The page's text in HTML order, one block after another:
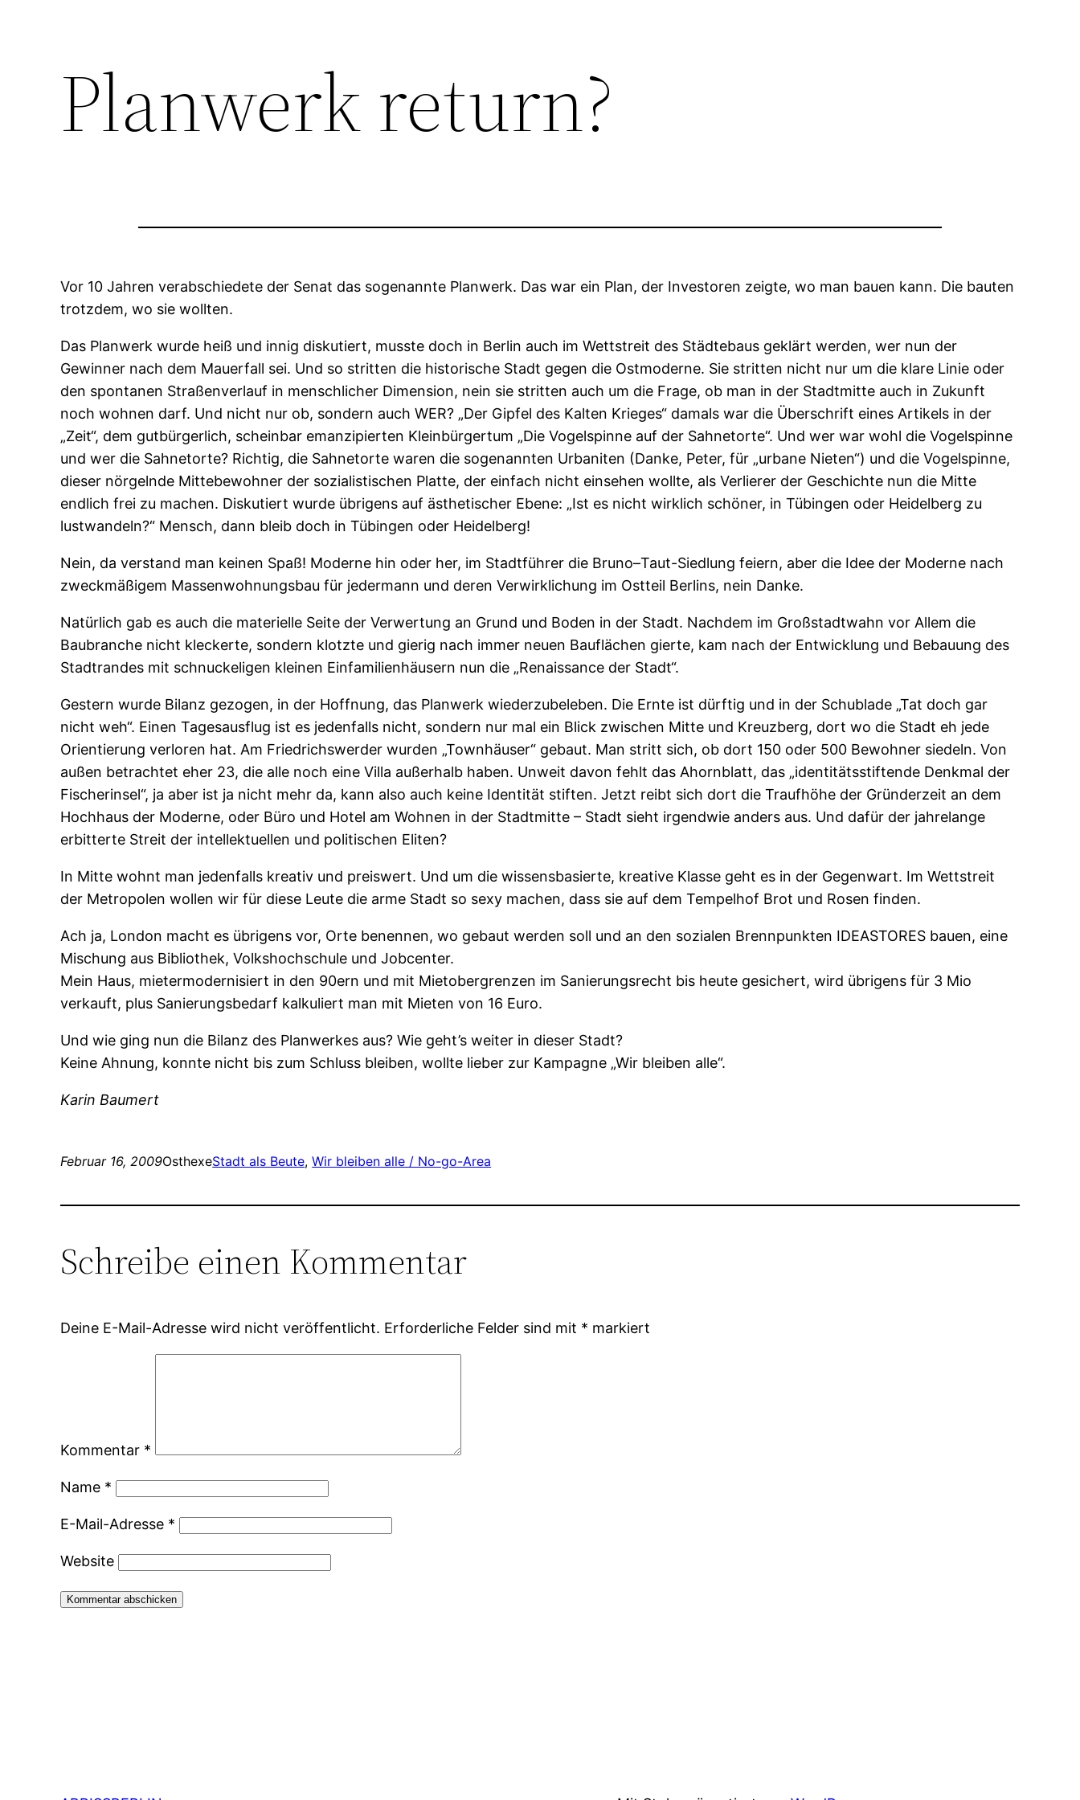
Planwerk return?
Vor 10 Jahren verabschiedete der Senat das sogenannte Planwerk. Das war ein Plan, der Investoren zeigte, wo man bauen kann. Die bauten
trotzdem, wo sie wollten.
Das Planwerk wurde heiß und innig diskutiert, musste doch in Berlin auch im Wettstreit des Städtebaus geklärt werden, wer nun der
Gewinner nach dem Mauerfall sei. Und so stritten die historische Stadt gegen die Ostmoderne. Sie stritten nicht nur um die klare Linie oder
den spontanen Straßenverlauf in menschlicher Dimension, nein sie stritten auch um die Frage, ob man in der Stadtmitte auch in Zukunft
noch wohnen darf. Und nicht nur ob, sondern auch WER? „Der Gipfel des Kalten Krieges“ damals war die Überschrift eines Artikels in der
„Zeit“, dem gutbürgerlich, scheinbar emanzipierten Kleinbürgertum „Die Vogelspinne auf der Sahnetorte“. Und wer war wohl die Vogelspinne
und wer die Sahnetorte? Richtig, die Sahnetorte waren die sogenannten Urbaniten (Danke, Peter, für „urbane Nieten“) und die Vogelspinne,
dieser nörgelnde Mittebewohner der sozialistischen Platte, der einfach nicht einsehen wollte, als Verlierer der Geschichte nun die Mitte
endlich frei zu machen. Diskutiert wurde übrigens auf ästhetischer Ebene: „Ist es nicht wirklich schöner, in Tübingen oder Heidelberg zu
lustwandeln?“ Mensch, dann bleib doch in Tübingen oder Heidelberg!
Nein, da verstand man keinen Spaß! Moderne hin oder her, im Stadtführer die Bruno–Taut-Siedlung feiern, aber die Idee der Moderne nach
zweckmäßigem Massenwohnungsbau für jedermann und deren Verwirklichung im Ostteil Berlins, nein Danke.
Natürlich gab es auch die materielle Seite der Verwertung an Grund und Boden in der Stadt. Nachdem im Großstadtwahn vor Allem die
Baubranche nicht kleckerte, sondern klotzte und gierig nach immer neuen Bauflächen gierte, kam nach der Entwicklung und Bebauung des
Stadtrandes mit schnuckeligen kleinen Einfamilienhäusern nun die „Renaissance der Stadt“.
Gestern wurde Bilanz gezogen, in der Hoffnung, das Planwerk wiederzubeleben. Die Ernte ist dürftig und in der Schublade „Tat doch gar
nicht weh“. Einen Tagesausflug ist es jedenfalls nicht, sondern nur mal ein Blick zwischen Mitte und Kreuzberg, dort wo die Stadt eh jede
Orientierung verloren hat. Am Friedrichswerder wurden „Townhäuser“ gebaut. Man stritt sich, ob dort 150 oder 500 Bewohner siedeln. Von
außen betrachtet eher 23, die alle noch eine Villa außerhalb haben. Unweit davon fehlt das Ahornblatt, das „identitätsstiftende Denkmal der
Fischerinsel“, ja aber ist ja nicht mehr da, kann also auch keine Identität stiften. Jetzt reibt sich dort die Traufhöhe der Gründerzeit an dem
Hochhaus der Moderne, oder Büro und Hotel am Wohnen in der Stadtmitte – Stadt sieht irgendwie anders aus. Und dafür der jahrelange
erbitterte Streit der intellektuellen und politischen Eliten?
In Mitte wohnt man jedenfalls kreativ und preiswert. Und um die wissensbasierte, kreative Klasse geht es in der Gegenwart. Im Wettstreit
der Metropolen wollen wir für diese Leute die arme Stadt so sexy machen, dass sie auf dem Tempelhof Brot und Rosen finden.
Ach ja, London macht es übrigens vor, Orte benennen, wo gebaut werden soll und an den sozialen Brennpunkten IDEASTORES bauen, eine
Mischung aus Bibliothek, Volkshochschule und Jobcenter.
Mein Haus, mietermodernisiert in den 90ern und mit Mietobergrenzen im Sanierungsrecht bis heute gesichert, wird übrigens für 3 Mio
verkauft, plus Sanierungsbedarf kalkuliert man mit Mieten von 16 Euro.
Und wie ging nun die Bilanz des Planwerkes aus? Wie geht’s weiter in dieser Stadt?
Keine Ahnung, konnte nicht bis zum Schluss bleiben, wollte lieber zur Kampagne „Wir bleiben alle“.
Karin Baumert
Februar 16, 2009OsthexeStadt als Beute, Wir bleiben alle / No-go-Area
Schreibe einen Kommentar
Deine E-Mail-Adresse wird nicht veröffentlicht. Erforderliche Felder sind mit * markiert
Kommentar *
Name *
E-Mail-Adresse *
Website